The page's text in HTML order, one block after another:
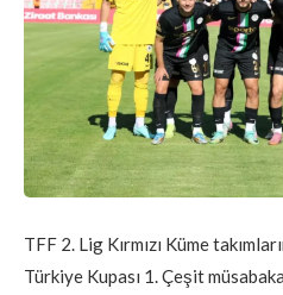
TFF 2. Lig Kırmızı Küme
Türkiye Kupası 1. Çeşit